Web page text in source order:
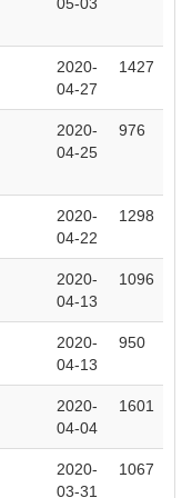
05-03
2020-
04-27
1427
2020-
04-25
976
2020-
04-22
1298
2020-
04-13
1096
2020-
04-13
950
2020-
04-04
1601
2020-
03-31
1067